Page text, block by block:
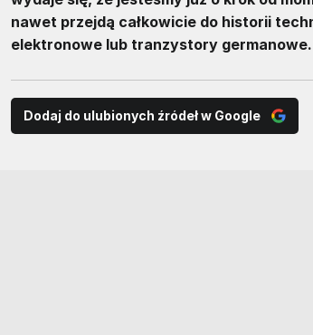
nawet przejdą całkowicie do historii
elektronowe lub tranzystory germanowe.
Dodaj do ulubionych źródeł w Google